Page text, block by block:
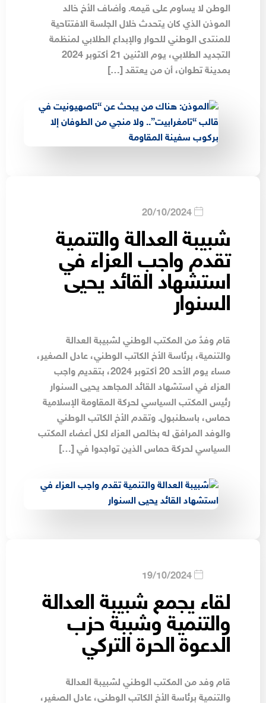
الوطن لا يساوم على قيمه. وأضاف الأخ خالد
الموذن الذي كان يتحدث خلال الجلسة الافتتاحية
للمنتدى الوطني للحوار والإبداع الطلابي لمنظمة
التجديد الطلابي، يوم الاثنين 21 أكتوبر 2024
بمدينة تطوان، أن من يعتقد […]
20/10/2024
شبيبة العدالة والتنمية
تقدم واجب العزاء في
استشهاد القائد يحيى
السنوار
قام وفدٌ من المكتب الوطني لشبيبة العدالة
والتنمية، برئاسة الأخ الكاتب الوطني، عادل الصغير،
مساء يوم الأحد 20 أكتوبر 2024، بتقديم واجب
العزاء في استشهاد القائد المجاهد يحيى السنوار
رئيس المكتب السياسي لحركة المقاومة الإسلامية
حماس، باسطنبول. وتقدم الأخ الكاتب الوطني
والوفد المرافق له بخالص العزاء لكل أعضاء المكتب
السياسي لحركة حماس الذين تواجدوا في […]
19/10/2024
لقاء يجمع شبيبة العدالة
والتنمية وشببة حزب
الدعوة الحرة التركي
قام وفد من المكتب الوطني لشبيبة العدالة
والتنمية برئاسة الأخ الكاتب الوطني، عادل الصغير،